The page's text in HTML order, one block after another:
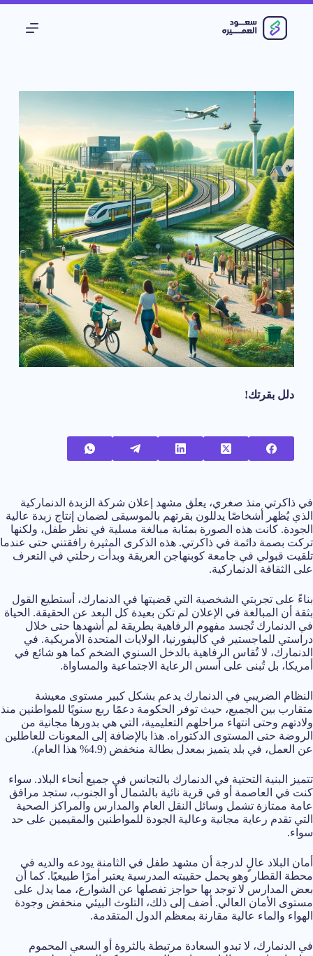
دلل بقرتك!
في ذاكرتي منذ صغري، يعلق مشهد إعلان شركة الزبدة الدنماركية
الذي يُظهر أشخاصًا يدللون بقرتهم بالموسيقى لضمان إنتاج زبدة عالية
الجودة. كانت هذه الصورة بمثابة مبالغة مسلية في نظر طفل، ولكنها
تركت بصمة دائمة في ذاكرتي. هذه الذكرى المثيرة رافقتني حتى عندما
تلقيت قبولي في جامعة كوبنهاجن العريقة وبدأت رحلتي في التعرف
على الثقافة الدنماركية.
بناءً على تجربتي الشخصية التي قضيتها في الدنمارك، أستطيع القول
بثقة أن المبالغة في الإعلان لم تكن بعيدة كل البعد عن الحقيقة. الحياة
في الدنمارك تُجسد مفهوم الرفاهية بطريقة لم أشهدها حتى خلال
دراستي للماجستير في كاليفورنيا، الولايات المتحدة الأمريكية. في
الدنمارك، لا تُقاس الرفاهية بالدخل السنوي الضخم كما هو شائع في
أمريكا، بل تُبنى على أسس الرعاية الاجتماعية والمساواة.
النظام الضريبي في الدنمارك يدعم بشكل كبير مستوى معيشة
متقارب بين الجميع، حيث توفر الحكومة دعمًا ربع سنويًا للمواطنين منذ
ولادتهم وحتى انتهاء مراحلهم التعليمية، التي هي بدورها مجانية من
الروضة حتى المستوى الدكتوراه. هذا بالإضافة إلى المعونات للعاطلين
عن العمل، في بلد يتميز بمعدل بطالة منخفض (4.9% هذا العام).
تتميز البنية التحتية في الدنمارك بالتجانس في جميع أنحاء البلاد. سواء
كنت في العاصمة أو في قرية نائية بالشمال أو الجنوب، ستجد مرافق
عامة ممتازة تشمل وسائل النقل العام والمدارس والمراكز الصحية
التي تقدم رعاية مجانية وعالية الجودة للمواطنين والمقيمين على حد
سواء.
أمان البلاد عالٍ لدرجة أن مشهد طفل في الثامنة يودعه والديه في
محطة القطار وهو يحمل حقيبته المدرسية يعتبر أمرًا طبيعيًا. كما أن
بعض المدارس لا توجد بها حواجز تفصلها عن الشوارع، مما يدل على
مستوى الأمان العالي. أضف إلى ذلك، التلوث البيئي منخفض وجودة
الهواء والماء عالية مقارنة بمعظم الدول المتقدمة.
في الدنمارك، لا تبدو السعادة مرتبطة بالثروة أو السعي المحموم